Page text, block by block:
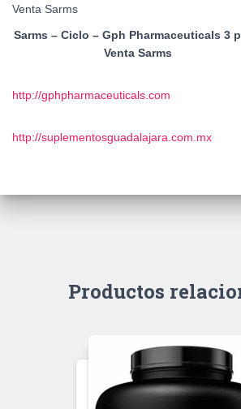
Sarms – Ciclo – Gph Pharmaceuticals 3
Venta Sarms
http://gphpharmaceuticals.com
http://suplementosguadalajara.com.mx
Productos